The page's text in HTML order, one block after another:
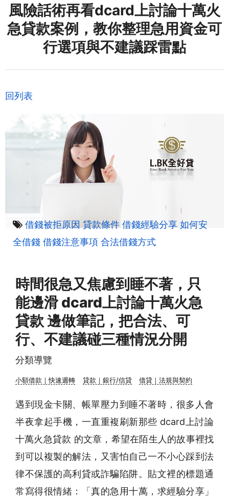
風險話術再看dcard上討論十萬火
急貸款案例，教你整理急用資金可
行選項與不建議踩雷點
回列表
借錢被拒原因 貸款條件 借錢經驗分享 如何安
全借錢 借錢注意事項 合法借錢方式
時間很急又焦慮到睡不著，只
能邊滑 dcard上討論十萬火急
貸款 邊做筆記，把合法、可
行、不建議碰三種情況分開
分類導覽
小額借款｜快速週轉 貸款｜銀行/信貸 借貸｜法規與契約
遇到現金卡關、帳單壓力到睡不著時，很多人會
半夜拿起手機，一直重複刷新那些 dcard上討論
十萬火急貸款 的文章，希望在陌生人的故事裡找
到可以複製的解法，又害怕自己一不小心踩到法
律不保護的高利貸或詐騙陷阱。貼文裡的標題通
常寫得很情緒：「真的急用十萬，求經驗分享」